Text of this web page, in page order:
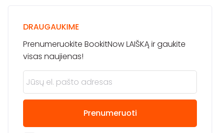
DRAUGAUKIME
Prenumeruokite BookitNow LAIŠKĄ ir gaukite
visas naujienas!
Prenumeruoti